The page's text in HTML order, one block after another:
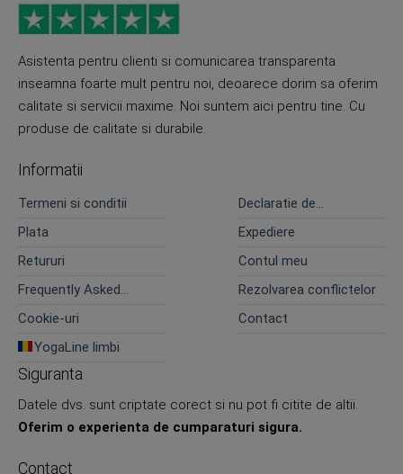
Asistenta pentru clienti si comunicarea transparenta
inseamna foarte mult pentru noi, deoarece dorim sa oferim
calitate si servicii maxime. Noi suntem aici pentru tine. Cu
produse de calitate si durabile.
Informatii
Termeni si conditii
Declaratie de
Plata
Expediere
Retururi
Contul meu
Frequently Asked
Rezolvarea conflictelor
Cookie-uri
Contact
YogaLine limbi
Siguranta
Datele dvs. sunt criptate corect si nu pot fi citite de altii.
Oferim o experienta de cumparaturi sigura.
Contact